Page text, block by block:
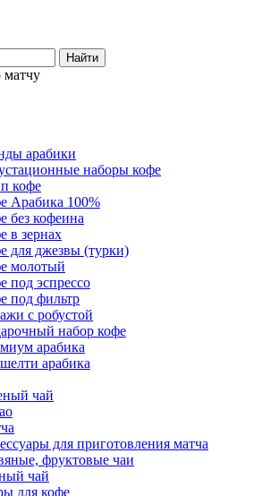
Найти
арабики
наборы кофе
кофе
Арабика 100%
без кофеина
в зернах
для джезвы (турки)
молотый
под эспрессо
под фильтр
с робустой
набор кофе
арабика
арабика
чай
для приготовления матча
фруктовые чаи
чай
для кофе